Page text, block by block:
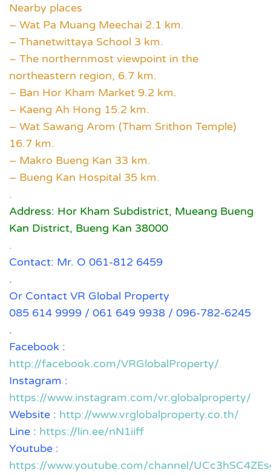
Nearby places
– Wat Pa Muang Meechai 2.1 km.
– Thanetwittaya School 3 km.
– The northernmost viewpoint in the
northeastern region, 6.7 km.
– Ban Hor Kham Market 9.2 km.
– Kaeng Ah Hong 15.2 km.
– Wat Sawang Arom (Tham Srithon Temple)
16.7 km.
– Makro Bueng Kan 33 km.
– Bueng Kan Hospital 35 km.
.
Address: Hor Kham Subdistrict, Mueang Bueng
Kan District, Bueng Kan 38000
.
Contact: Mr. O 061-812 6459
.
Or Contact VR Global Property
085 614 9999 / 061 649 9938 / 096-782-6245
.
Facebook :
http://facebook.com/VRGlobalProperty/
Instagram :
https://www.instagram.com/vr.globalproperty/
Website : http://www.vrglobalproperty.co.th/
Line : https://lin.ee/nN1iiff
Youtube :
https://www.youtube.com/channel/